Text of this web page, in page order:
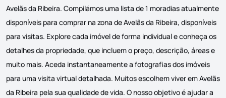
Avelãs da Ribeira. Compilámos uma lista de 1 moradias atualmente
disponíveis para comprar na zona de Avelãs da Ribeira, disponíveis
para visitas. Explore cada imóvel de forma individual e conheça os
detalhes da propriedade, que incluem o preço, descrição, áreas e
muito mais. Aceda instantaneamente a fotografias dos imóveis
para uma visita virtual detalhada. Muitos escolhem viver em Avelãs
da Ribeira pela sua qualidade de vida. O nosso objetivo é ajudar a